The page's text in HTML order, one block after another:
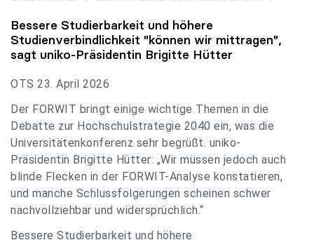
Bessere Studierbarkeit und höhere
Studienverbindlichkeit "können wir mittragen",
sagt uniko-Präsidentin Brigitte Hütter
OTS 23. April 2026
Der FORWIT bringt einige wichtige Themen in die
Debatte zur Hochschulstrategie 2040 ein, was die
Universitätenkonferenz sehr begrüßt. uniko-
Präsidentin Brigitte Hütter: „Wir müssen jedoch auch
blinde Flecken in der FORWIT-Analyse konstatieren,
und manche Schlussfolgerungen scheinen schwer
nachvollziehbar und widersprüchlich.“
Bessere Studierbarkeit und höhere